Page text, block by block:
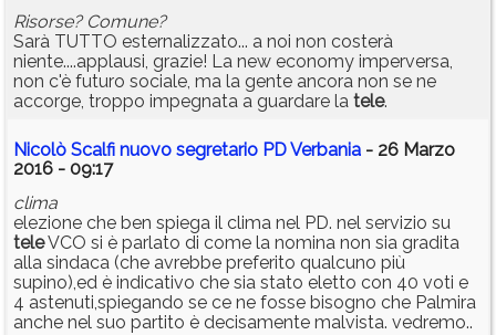
Risorse? Comune?
Sarà TUTTO esternalizzato... a noi non costerà
niente....applausi, grazie! La new economy imperversa,
non c'è futuro sociale, ma la gente ancora non se ne
accorge, troppo impegnata a guardare la tele.
Nicolò Scalfi nuovo segretario PD Verbania - 26 Marzo
2016 - 09:17
clima
elezione che ben spiega il clima nel PD. nel servizio su
teleVCO si è parlato di come la nomina non sia gradita
alla sindaca (che avrebbe preferito qualcuno più
supino),ed è indicativo che sia stato eletto con 40 voti e
4 astenuti,spiegando se ce ne fosse bisogno che Palmira
anche nel suo partito è decisamente malvista. vedremo..